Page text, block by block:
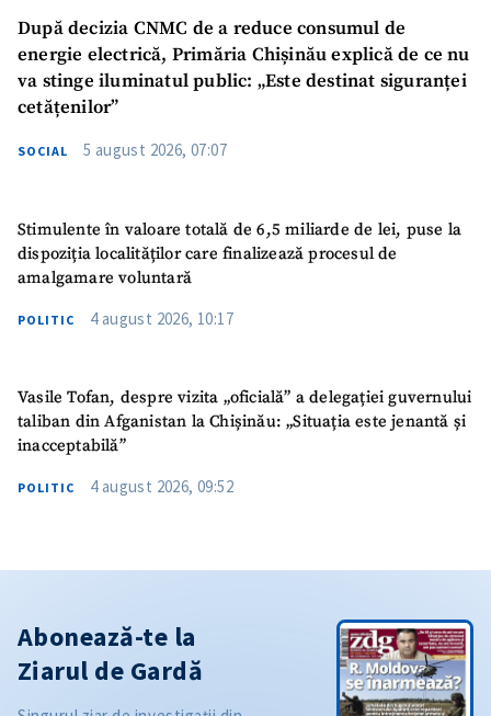
După decizia CNMC de a reduce consumul de
energie electrică, Primăria Chișinău explică de ce nu
va stinge iluminatul public: „Este destinat siguranței
cetățenilor”
SOCIAL 5 august 2026, 07:07
Stimulente în valoare totală de 6,5 miliarde de lei, puse la
dispoziția localităților care finalizează procesul de
amalgamare voluntară
POLITIC 4 august 2026, 10:17
Vasile Tofan, despre vizita „oficială” a delegației guvernului
taliban din Afganistan la Chișinău: „Situația este jenantă și
inacceptabilă”
POLITIC 4 august 2026, 09:52
Abonează-te la
Ziarul de Gardă